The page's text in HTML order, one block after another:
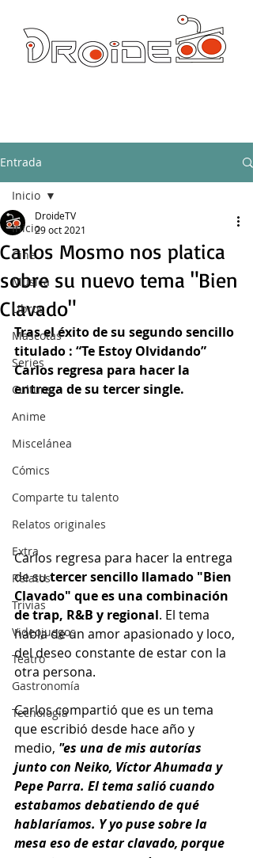
Entrada
Inicio
Cine
Música
Libros
Mascotas
Series
Cultura
Anime
Miscelánea
Cómics
Comparte tu talento
Relatos originales
Extra
Relatos
Trivias
Videojuegos
Teatro
Gastronomía
Tecnología
Inicio
Carlos Mosmo nos platica
sobre su nuevo tema "Bien
Clavado"
DroideTV
29 oct 2021
Tras el éxito de su segundo sencillo
titulado : “Te Estoy Olvidando”
Carlos regresa para hacer la
entrega de su tercer single.
Carlos regresa para hacer la entrega
de su tercer sencillo llamado "Bien
Clavado" que es una combinación
de trap, R&B y regional. El tema
habla de un amor apasionado y loco,
del deseo constante de estar con la
otra persona.
Carlos compartió que es un tema
que escribió desde hace año y
medio, "es una de mis autorías
junto con Neiko, Víctor Ahumada y
Pepe Parra. El tema salió cuando
estabamos debatiendo de qué
hablaríamos. Y yo puse sobre la
mesa eso de estar clavado, porque